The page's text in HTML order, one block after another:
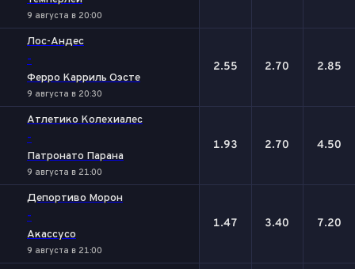
9 августа в 20:00
Лос-Андес
-
Ферро Карриль Оэсте
9 августа в 20:30
2.55 2.70 2.85
Атлетико Колехиалес
-
Патронато Парана
9 августа в 21:00
1.93 2.70 4.50
Депортиво Морон
-
Акассусо
9 августа в 21:00
1.47 3.40 7.20